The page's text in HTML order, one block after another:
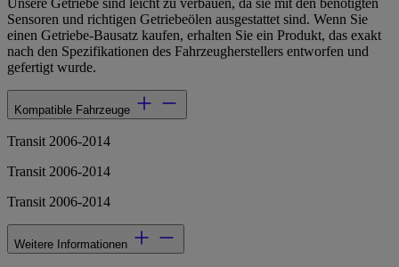
Unsere Getriebe sind leicht zu verbauen, da sie mit den benötigten
Sensoren und richtigen Getriebeölen ausgestattet sind. Wenn Sie
einen Getriebe-Bausatz kaufen, erhalten Sie ein Produkt, das exakt
nach den Spezifikationen des Fahrzeugherstellers entworfen und
gefertigt wurde.
Kompatible Fahrzeuge
Transit 2006-2014
Transit 2006-2014
Transit 2006-2014
Weitere Informationen